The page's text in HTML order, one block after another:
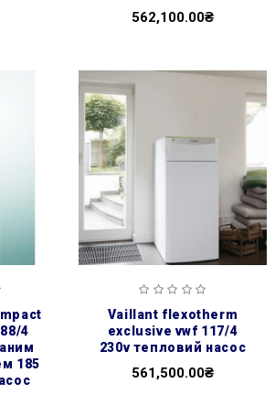
562,100.00₴
4
185
vaillant flexotherm
exclusive vwf 117/4
230v тепловий насос
561,500.00₴